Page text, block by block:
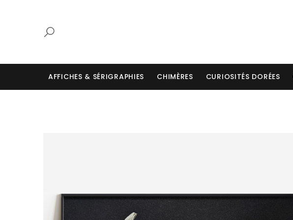
AFFICHES & SÉRIGRAPHIES CHIMÈRES CURIOSITÉS DORÉES